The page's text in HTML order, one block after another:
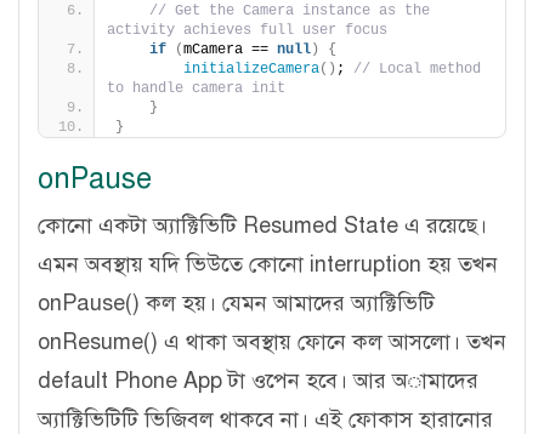
// Get the Camera instance as the
activity achieves full user focus
if
(mCamera == null )
{
initializeCamera() ; // Local method
to handle camera init
}
}
onPause
কোনো একটা অ্যাক্টিভিটি Resumed State এ রয়েছে।
এমন অবস্থায় যদি ভিউতে কোনো interruption হয় তখন
onPause() কল হয়। যেমন আমাদের অ্যাক্টিভিটি
onResume() এ থাকা অবস্থায় ফোনে কল আসলো। তখন
default Phone App টা ওপেন হবে। আর অামাদের
অ্যাক্টিভিটিটি ভিজিবল থাকবে না। এই ফোকাস হারানোর